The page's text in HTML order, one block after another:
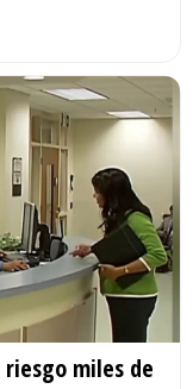
riesgo miles de